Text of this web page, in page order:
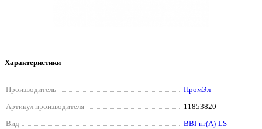
Характеристики
Производитель
ПромЭл
Артикул производителя
11853820
Вид
ВВГнг(А)-LS